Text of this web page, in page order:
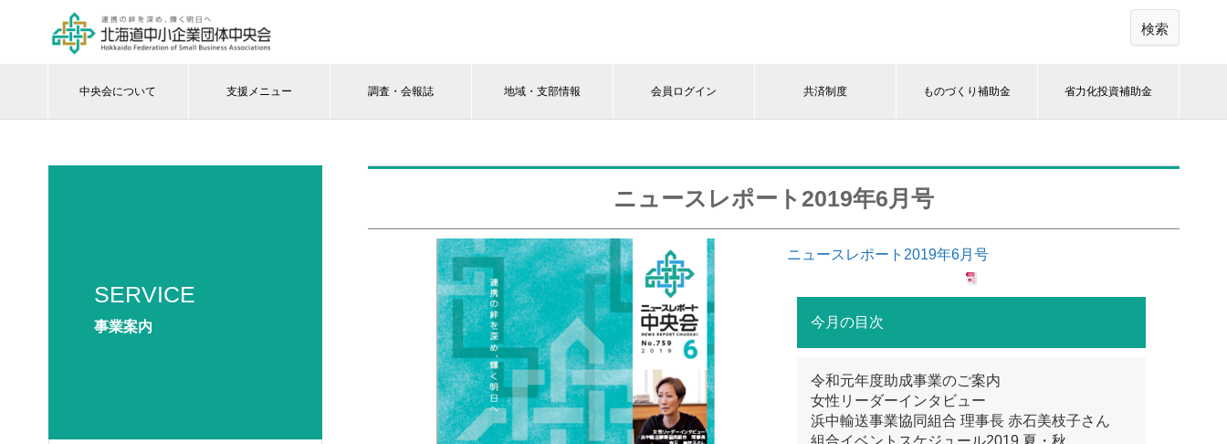
検索
中央会について 支援メニュー 調査・会報誌 地域・支部情報 会員ログイン 共済制度 ものづくり補助金 省力化投資補助金
SERVICE
事業案内
ニュースレポート2019年6月号
ニュースレポート2019年6月号
今月の目次
令和元年度助成事業のご案内
女性リーダーインタビュー
浜中輸送事業協同組合 理事長 赤石美枝子さん
組合イベントスケジュール2019 夏・秋